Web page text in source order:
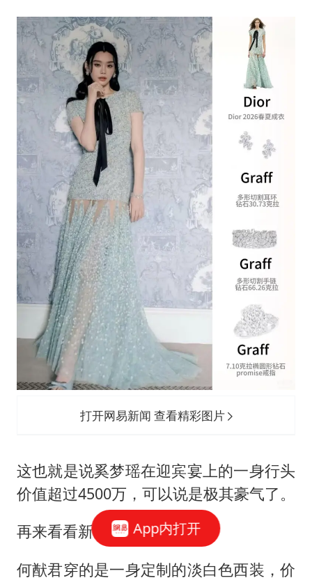
打开网易新闻 查看精彩图片
这也就是说奚梦瑶在迎宾宴上的一身行头
价值超过4500万，可以说是极其豪气了。
再来看看新郎。
何猷君穿的是一身定制的淡白色西装，价
App内打开